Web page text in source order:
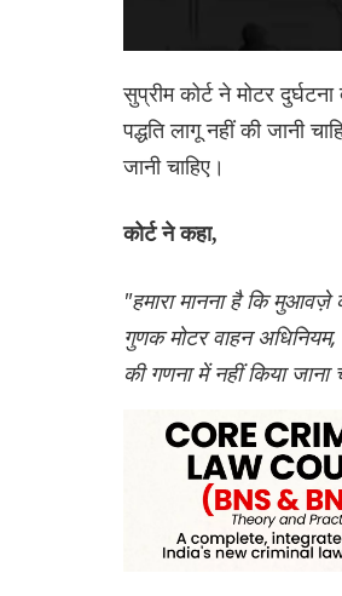
सुप्रीम कोर्ट ने मोटर
पद्धति लागू नहीं की जानी
जानी चाहिए।
कोर्ट ने कहा,
"हमारा मानना ​​है कि
गुणक मोटर वाहन
की गणना में नहीं किया जाना